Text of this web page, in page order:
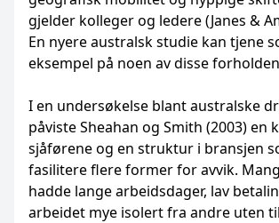
gjelder kolleger og ledere (Janes &
En nyere australsk studie kan tjene
eksempel på noen av disse
I en undersøkelse blant australske
påviste Sheahan og Smith (2003) en
sjåførene og en struktur i bransjen
fasilitere flere former for avvik.
hadde lange arbeidsdager, lav
arbeidet mye isolert fra andre uten